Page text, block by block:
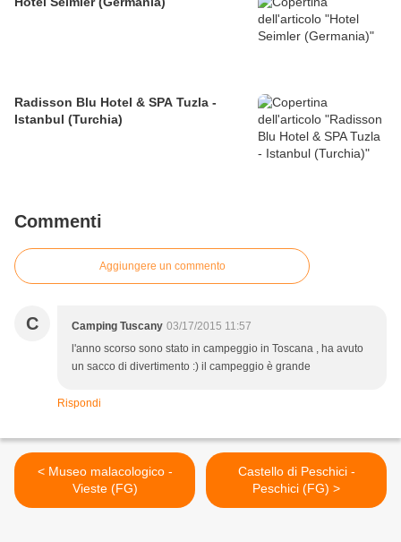
Radisson Blu Hotel & SPA Tuzla -
Istanbul (Turchia)
Commenti
Aggiungere un commento
C Camping Tuscany 03/17/2015 11:57
l'anno scorso sono stato in campeggio in Toscana , ha avuto
un sacco di divertimento :) il campeggio è grande
Rispondi
< Museo malacologico -
Vieste (FG)
Castello di Peschici -
Peschici (FG) >